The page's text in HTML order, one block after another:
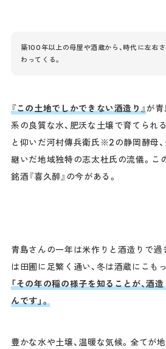
築100年以上の母屋や酒蔵から、時代に左右
わってくる。
『この土地でしかできない酒造り』が
系の良質な水、肥沃な土壌で育てられ
と仰いだ河村傳兵衛氏※2の静岡酵母
継いだ地域独特の志太杜氏の流儀。こ
銘酒『喜久醉』の今がある。
青島さんの一年は米作りと酒造りで過
は田圃に足繁く通い、冬は酒蔵にこも
「その年の稲の様子を知ることが、酒
んです」。
豊かな水や土壌、温暖な気候。全てが